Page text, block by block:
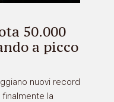
50.000
a picco
nuovi record
la